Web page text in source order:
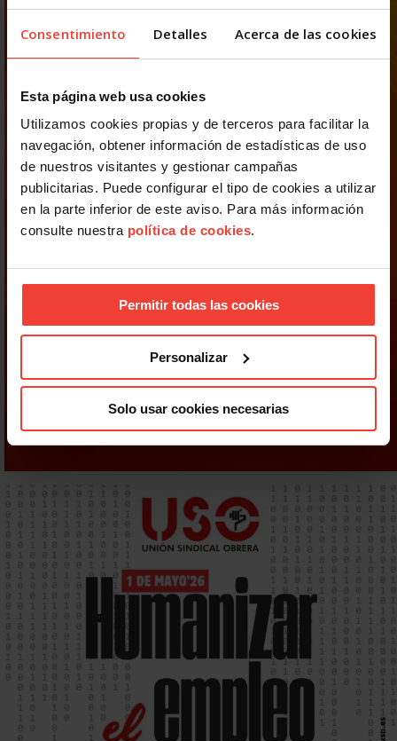
Consentimiento Detalles Acerca de las cookies
Esta página web usa cookies
Utilizamos cookies propias y de terceros para facilitar la
navegación, obtener información de estadísticas de uso
de nuestros visitantes y gestionar campañas
publicitarias. Puede configurar el tipo de cookies a utilizar
en la parte inferior de este aviso. Para más información
consulte nuestra política de cookies.
Permitir todas las cookies
Personalizar
Solo usar cookies necesarias